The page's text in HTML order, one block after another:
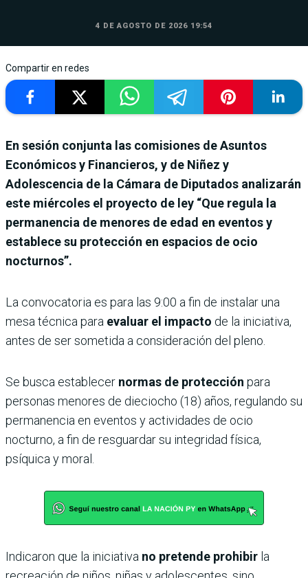
4 DE AGOSTO DE 2026 19:54
Compartir en redes
En sesión conjunta las comisiones de Asuntos
Económicos y Financieros, y de Niñez y
Adolescencia de la Cámara de Diputados analizarán
este miércoles el proyecto de ley “Que regula la
permanencia de menores de edad en eventos y
establece su protección en espacios de ocio
nocturnos”.
La convocatoria es para las 9:00 a fin de instalar una
mesa técnica para evaluar el impacto de la iniciativa,
antes de ser sometida a consideración del pleno.
Se busca establecer normas de protección para
personas menores de dieciocho (18) años, regulando su
permanencia en eventos y actividades de ocio
nocturno, a fin de resguardar su integridad física,
psíquica y moral.
Indicaron que la iniciativa no pretende prohibir la